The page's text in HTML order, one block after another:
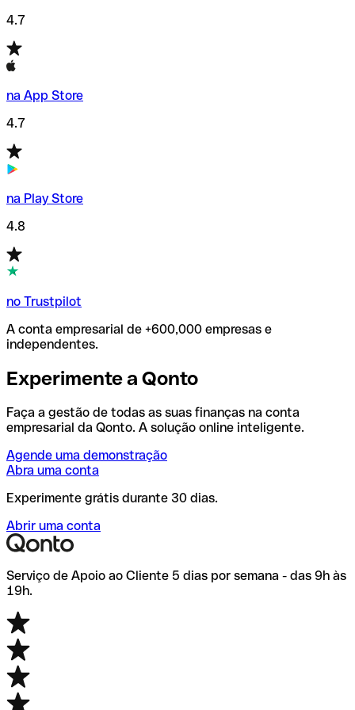
4.7
na App Store
4.7
na Play Store
4.8
no Trustpilot
A conta empresarial de +600,000 empresas e
independentes.
Experimente a Qonto
Faça a gestão de todas as suas finanças na conta
empresarial da Qonto. A solução online inteligente.
Agende uma demonstração
Abra uma conta
Experimente grátis durante 30 dias.
Abrir uma conta
Serviço de Apoio ao Cliente 5 dias por semana - das 9h às
19h.